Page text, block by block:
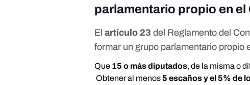
parlamentario propio en
Elartículo 23 del Reglamento del
formar un grupo parlamentario propio
Que 15 o más diputados, de la misma o
Obtener al menos5 escaños y el 5% de